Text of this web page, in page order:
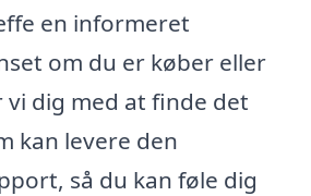
en informeret
om du er køber eller
dig med at finde det
kan levere den
så du kan føle dig